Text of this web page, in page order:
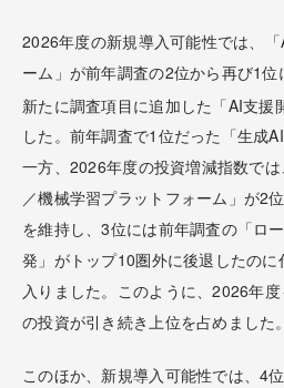
2026年度の新規導入可能性では、
ーム」が前年調査の2位から再び1
新たに調査項目に追加した「AI支援
した。前年調査で1位だった「生成
一方、2026年度の投資増減指数で
／機械学習プラットフォーム」が2
を維持し、3位には前年調査の「ロ
発」がトップ10圏外に後退したの
入りました。このように、2026年
の投資が引き続き上位を占めました。
このほか、新規導入可能性では、4